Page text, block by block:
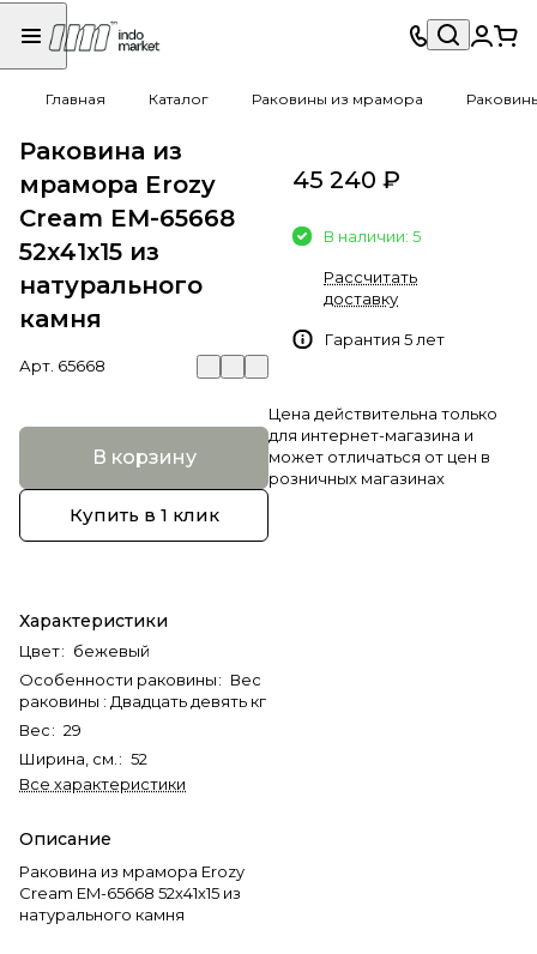
Главная Каталог Раковины из мрамора
Раковина из
мрамора Erozy
Cream EM-65668
52х41х15 из
натурального
камня
Арт. 65668
В корзину
Купить в 1 клик
Характеристики
Цвет: бежевый
Особенности раковины: Вес
раковины : Двадцать девять кг
Вес: 29
Ширина, см. : 52
Все характеристики
Описание
Раковина из мрамора Erozy
Cream EM-65668 52х41х15 из
натурального камня
45 240 ₽
В наличии: 5
Рассчитать
доставку
Гарантия 5 лет
Цена действительна только
для интернет-магазина и
может отличаться от цен в
розничных магазинах